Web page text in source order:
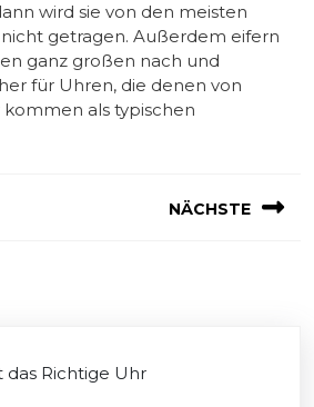
wird sie von den meisten
getragen. Außerdem eifern
ganz großen nach und
für Uhren, die denen von
als typischen
NÄCHSTE